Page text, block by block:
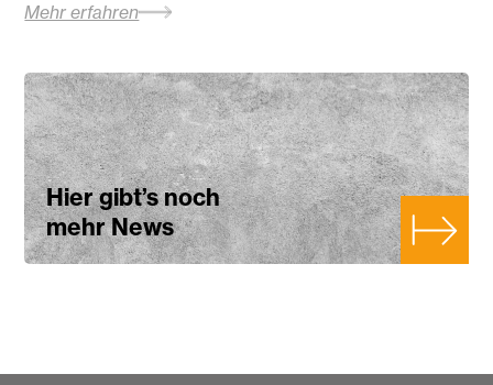
Mehr erfahren
Hier gibt’s noch
mehr News